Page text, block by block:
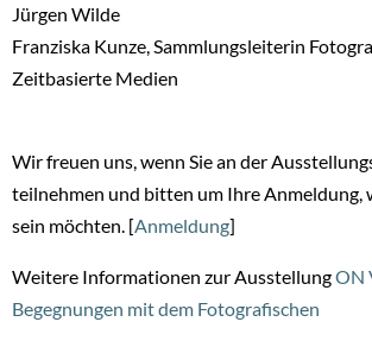
Jürgen Wilde
Franziska Kunze, Sammlungsleiterin
Zeitbasierte Medien
Wir freuen uns, wenn Sie an der
teilnehmen und bitten um Ihre Anmeldung,
sein möchten. [Anmeldung]
Weitere Informationen zur AusstellungON
Begegnungen mit dem Fotografischen